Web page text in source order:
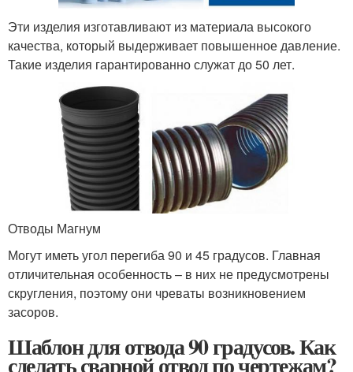
Эти изделия изготавливают из материала высокого
качества, который выдерживает повышенное давление.
Такие изделия гарантированно служат до 50 лет.
Отводы Магнум
Могут иметь угол перегиба 90 и 45 градусов. Главная
отличительная особенность – в них не предусмотрены
скругления, поэтому они чреваты возникновением
засоров.
Шаблон для отвода 90 градусов. Как
сделать сварной отвод по чертежам?